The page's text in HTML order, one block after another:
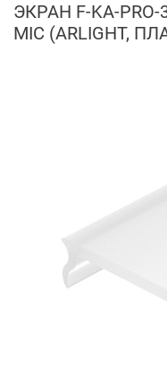
ЭКРАН F-KA-
MIC (ARLIGHT,